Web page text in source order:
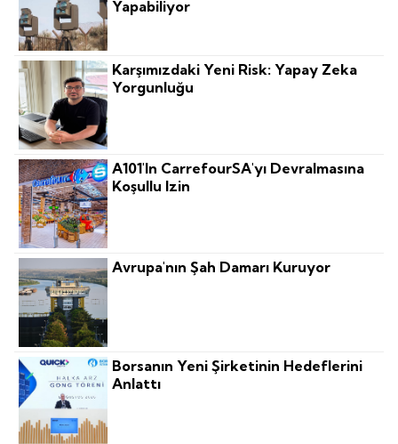
Yapabiliyor
Karşımızdaki Yeni Risk: Yapay Zeka
Yorgunluğu
A101'in CarrefourSA'yı Devralmasına
Koşullu Izin
Avrupa'nın Şah Damarı Kuruyor
Borsanın Yeni Şirketinin Hedeflerini
Anlattı